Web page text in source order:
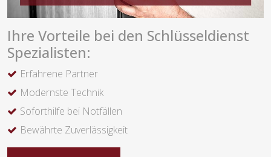
Ihre Vorteile bei den Schlüsseldienst
Spezialisten:
Erfahrene Partner
Modernste Technik
Soforthilfe bei Notfällen
Bewährte Zuverlässigkeit